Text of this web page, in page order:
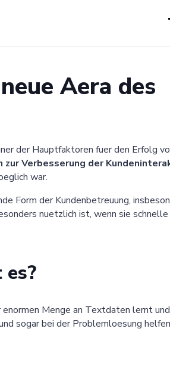
Aera des
der Hauptfaktoren fuer den Erfolg
Verbesserung der
war.
Form der Kundenbetreuung,
nuetzlich ist, wenn sie
enormen Menge an Textdaten lernt
sogar bei der Problemloesung